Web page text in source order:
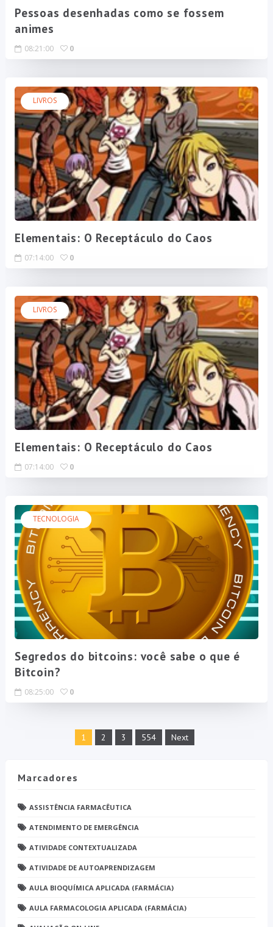
Pessoas desenhadas como se fossem
animes
08:21:00 0
LIVROS
Elementais: O Receptáculo do Caos
07:14:00 0
LIVROS
Elementais: O Receptáculo do Caos
07:14:00 0
TECNOLOGIA
Segredos do bitcoins: você sabe o que é
Bitcoin?
08:25:00 0
1 2 3 554 Next
Marcadores
ASSISTÊNCIA FARMACÊUTICA
ATENDIMENTO DE EMERGÊNCIA
ATIVIDADE CONTEXTUALIZADA
ATIVIDADE DE AUTOAPRENDIZAGEM
AULA BIOQUÍMICA APLICADA (FARMÁCIA)
AULA FARMACOLOGIA APLICADA (FARMÁCIA)